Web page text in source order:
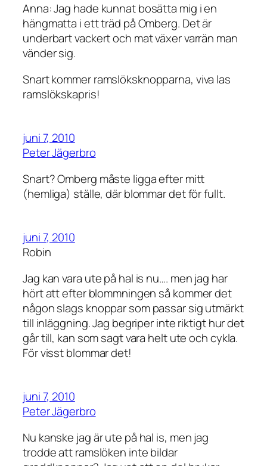
Anna: Jag hade kunnat bosätta mig i en
hängmatta i ett träd på Omberg. Det är
underbart vackert och mat växer varrän man
vänder sig.
Snart kommer ramslöksknopparna, viva las
ramslökskapris!
juni 7, 2010
Peter Jägerbro
Snart? Omberg måste ligga efter mitt
(hemliga) ställe, där blommar det för fullt.
juni 7, 2010
Robin
Jag kan vara ute på hal is nu…. men jag har
hört att efter blommningen så kommer det
någon slags knoppar som passar sig utmärkt
till inläggning. Jag begriper inte riktigt hur det
går till, kan som sagt vara helt ute och cykla.
För visst blommar det!
juni 7, 2010
Peter Jägerbro
Nu kanske jag är ute på hal is, men jag
trodde att ramslöken inte bildar